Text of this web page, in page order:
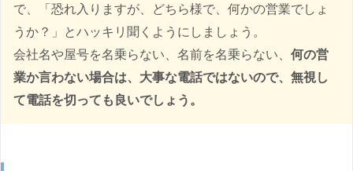
で、「恐れ入りますが、どちら様で、何かの営業でしょ
うか？」とハッキリ聞くようにしましょう。
会社名や屋号を名乗らない、名前を名乗らない、 何の営
業か言わない場合は、大事な電話ではないので、無視し
て電話を切っても良いでしょう。